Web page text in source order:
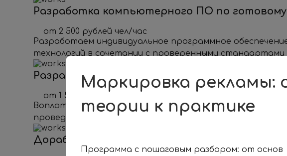
Разработка компьютерного ПО по
от 2 500 рублей чел/час
Разработаем индивидуальное программное
технологий в сочетании с проверенными
Разработка ТЗ под ваш проект
от 1 500 рублей чел/час
Воплотим вашу идею в готовое техническое задание,
проведем все процессы разработки программного
Доработка существующего ПО
Маркировка рекламы:
теории к практике
Программа с пошаговым разбором: от основ